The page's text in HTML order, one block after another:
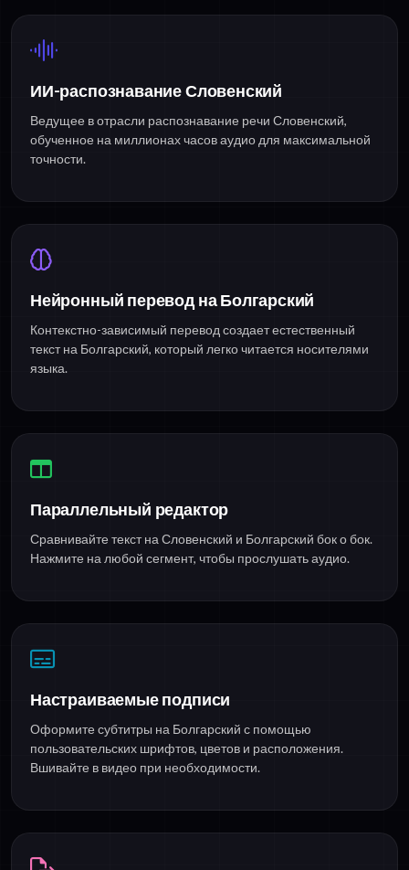
ИИ-распознавание Словенский
Ведущее в отрасли распознавание речи Словенский,
обученное на миллионах часов аудио для максимальной
точности.
Нейронный перевод на Болгарский
Контекстно-зависимый перевод создает естественный
текст на Болгарский, который легко читается носителями
языка.
Параллельный редактор
Сравнивайте текст на Словенский и Болгарский бок о бок.
Нажмите на любой сегмент, чтобы прослушать аудио.
Настраиваемые подписи
Оформите субтитры на Болгарский с помощью
пользовательских шрифтов, цветов и расположения.
Вшивайте в видео при необходимости.